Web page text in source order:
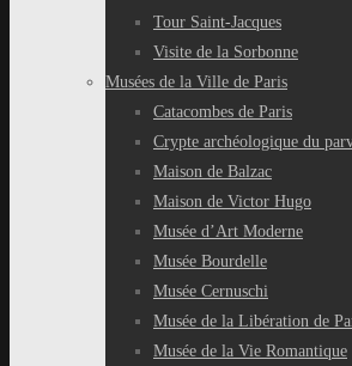
Tour Saint-Jacques
Visite de la Sorbonne
Musées de la Ville de Paris
Catacombes de Paris
Crypte archéologique du
Maison de Balzac
Maison de Victor Hugo
Musée d’Art Moderne
Musée Bourdelle
Musée Cernuschi
Musée de la Libération de
Musée de la Vie Romantique